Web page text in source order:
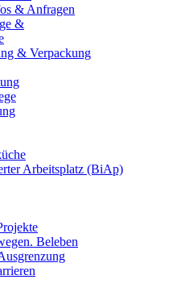
& Anfragen
&
& Verpackung
Arbeitsplatz (BiAp)
Beleben